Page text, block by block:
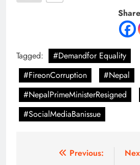
Share
Tagged:
#Demandfor Equality
#FireonCorruption
#Nepal
#NepalPrimeMinisterResigned
#SocialMediaBanissue
Previous: